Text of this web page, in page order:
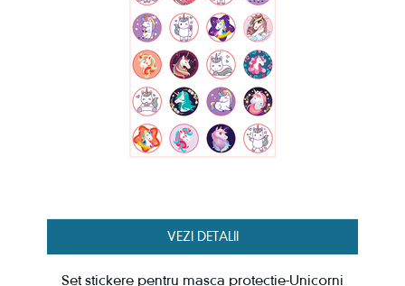
VEZI DETALII
Set stickere pentru masca protectie-Unicorni